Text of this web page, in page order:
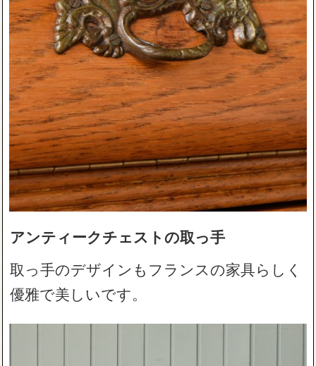
アンティークチェストの取っ手
取っ手のデザインもフランスの家具らしく
優雅で美しいです。